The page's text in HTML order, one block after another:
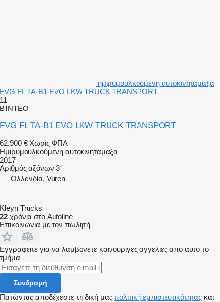
ημιρυμουλκούμενη αυτοκινητάμαξα
FVG FL TA-B1 EVO LKW TRUCK TRANSPORT
11
ΒΊΝΤΕΟ
FVG FL TA-B1 EVO LKW TRUCK TRANSPORT
62.900 € Χωρίς ΦΠΑ
Ημιρυμουλκούμενη αυτοκινητάμαξα
2017
Αριθμός αξόνων 3
Ολλανδία, Vuren
Kleyn Trucks
22 χρόνια στο Autoline
Επικοινωνία με τον πωλητή
Εγγραφείτε για να λαμβάνετε καινούριγες αγγελίες από αυτό το
τμήμα
Συνδρομή
Πατώντας αποδέχεστε τη δική μας πολιτική εμπιστευτικότητας και